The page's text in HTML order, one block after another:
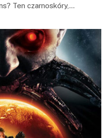
Ten czarnoskóry,…